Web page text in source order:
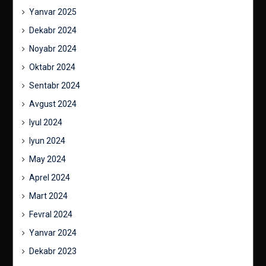
Yanvar 2025
Dekabr 2024
Noyabr 2024
Oktabr 2024
Sentabr 2024
Avgust 2024
Iyul 2024
Iyun 2024
May 2024
Aprel 2024
Mart 2024
Fevral 2024
Yanvar 2024
Dekabr 2023